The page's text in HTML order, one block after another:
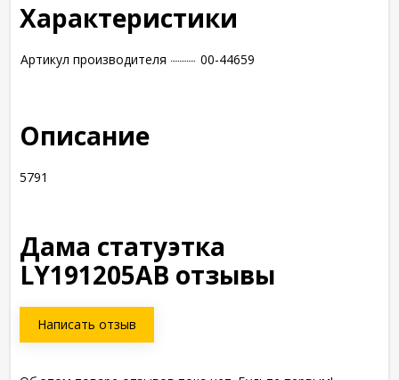
Характеристики
Артикул производителя 00-44659
Описание
5791
Дама статуэтка
LY191205AB отзывы
Написать отзыв